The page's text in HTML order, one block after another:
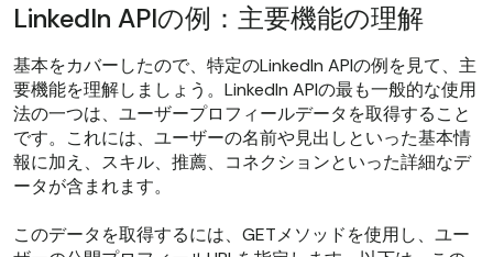
LinkedIn APIの例：主要機能の理解
基本をカバーしたので、特定のLinkedIn APIの例を見て、主
要機能を理解しましょう。LinkedIn APIの最も一般的な使用
法の一つは、ユーザープロフィールデータを取得すること
です。これには、ユーザーの名前や見出しといった基本情
報に加え、スキル、推薦、コネクションといった詳細なデ
ータが含まれます。
このデータを取得するには、GETメソッドを使用し、ユー